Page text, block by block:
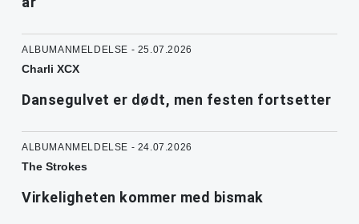
ALBUMANMELDELSE - 25.07.2026
Charli XCX
Dansegulvet er dødt, men festen fortsetter
ALBUMANMELDELSE - 24.07.2026
The Strokes
Virkeligheten kommer med bismak